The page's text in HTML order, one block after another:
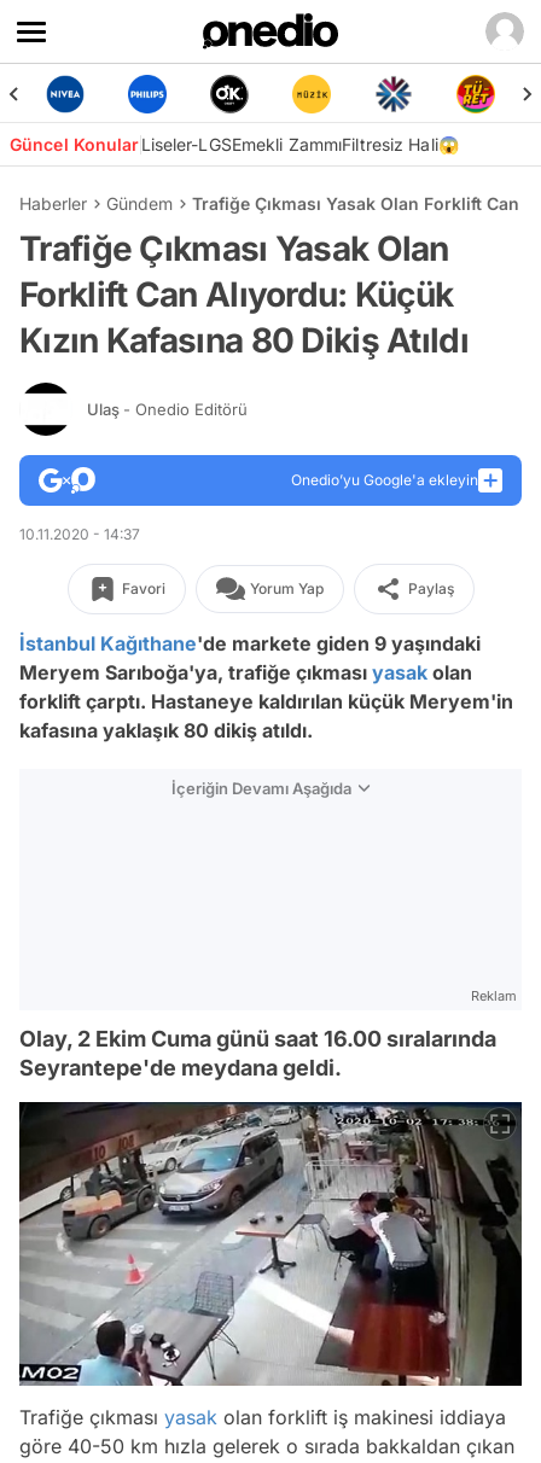
Güncel KonularLiseler-LGSEmekli ZammıFiltresiz Hali😱
Haberler Gündem Trafiğe Çıkması Yasak Olan Forklift Can
Trafiğe Çıkması Yasak Olan
Forklift Can Alıyordu: Küçük
Kızın Kafasına 80 Dikiş Atıldı
Ulaş - Onedio Editörü
Onedio’yu Google'a ekleyin
10.11.2020 - 14:37
Favori Yorum Yap Paylaş
İstanbul Kağıthane'de markete giden 9 yaşındaki
Meryem Sarıboğa'ya, trafiğe çıkması yasak olan
forklift çarptı. Hastaneye kaldırılan küçük Meryem'in
kafasına yaklaşık 80 dikiş atıldı.
İçeriğin Devamı Aşağıda
Reklam
Olay, 2 Ekim Cuma günü saat 16.00 sıralarında
Seyrantepe'de meydana geldi.
Trafiğe çıkması yasak olan forklift iş makinesi iddiaya
göre 40-50 km hızla gelerek o sırada bakkaldan çıkan